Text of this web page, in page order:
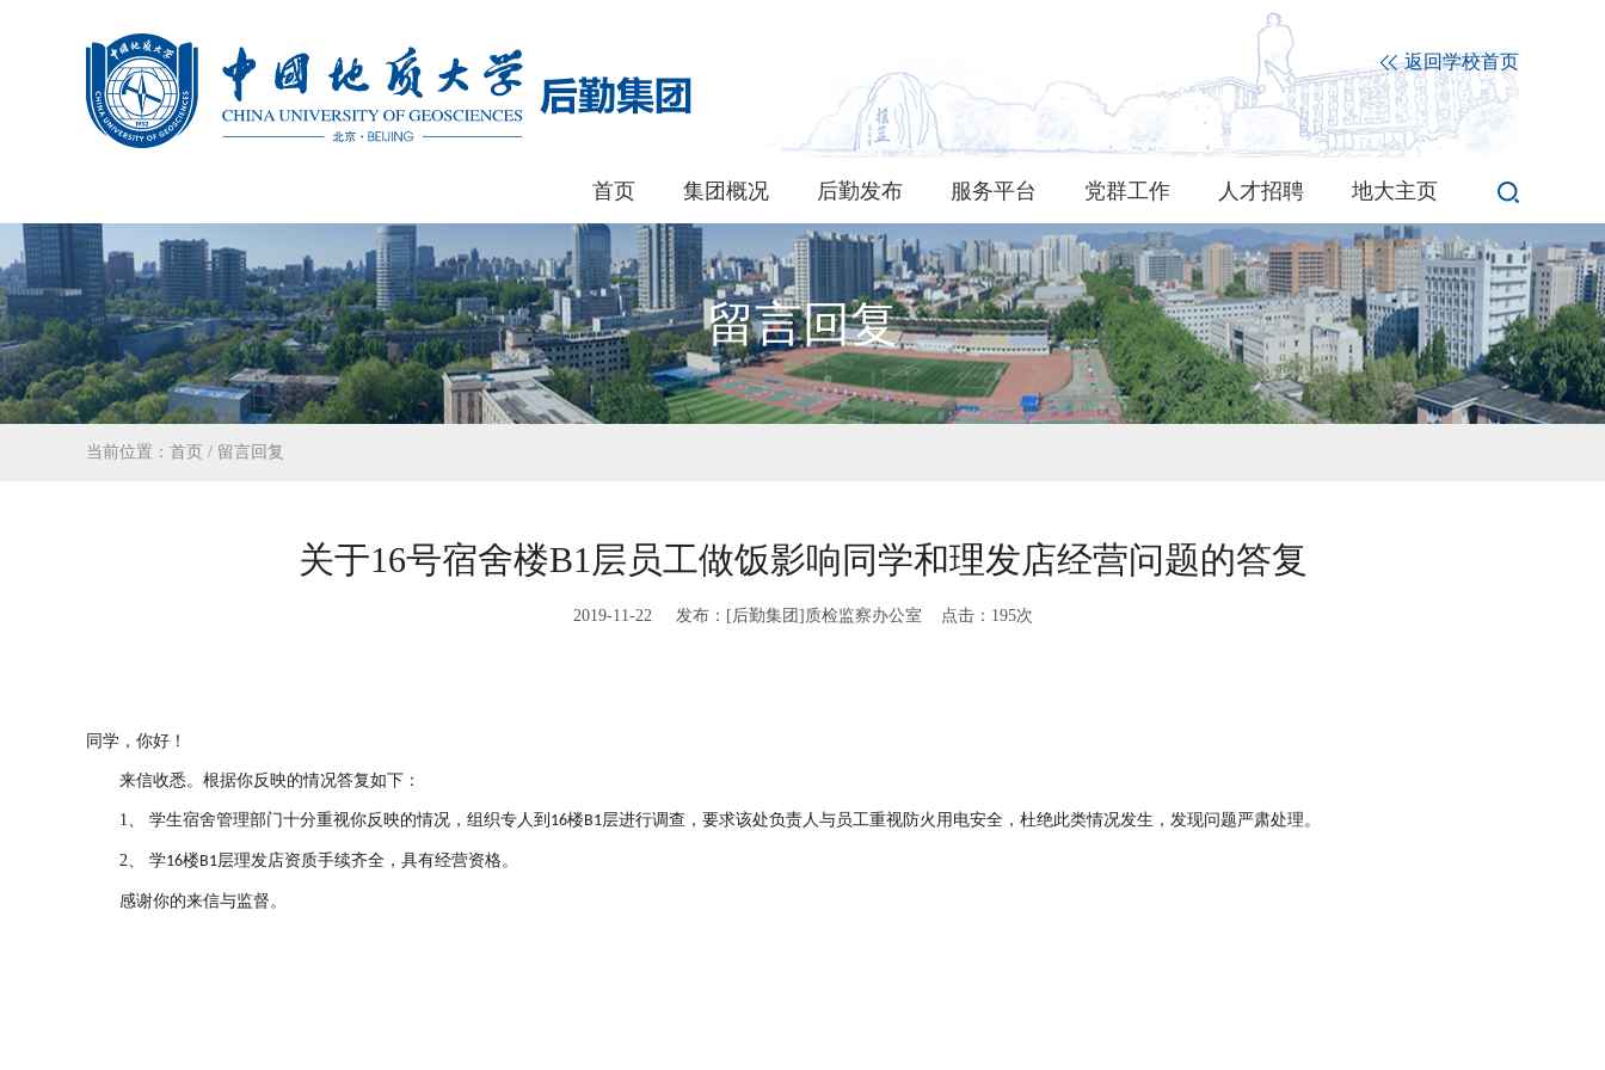
返回学校首页
首页 集团概况 后勤发布 服务平台 党群工作 人才招聘 地大主页
留言回复
当前位置： 首页 / 留言回复
关于16号宿舍楼B1层员工做饭影响同学和理发店经营问题的答复
2019-11-22 发布：[后勤集团]质检监察办公室 点击： 195次
同学，你好！
来信收悉。根据你反映的情况答复如下：
1、 学生宿舍管理部门十分重视你反映的情况，组织专人到 16楼B1层进行调查，要求该处负责人与员工重视防火用电安全，杜绝此类情况发生，发现问题严肃处理。
2、 学16楼B1层理发店资质手续齐全，具有经营资格。
感谢你的来信与监督。